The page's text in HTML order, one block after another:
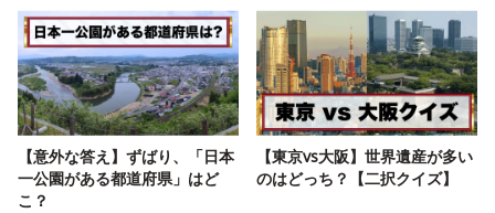
【意外な答え】ずばり、「日本
一公園がある都道府県」はど
こ？
【東京vs大阪】世界遺産が多い
のはどっち？【二択クイズ】